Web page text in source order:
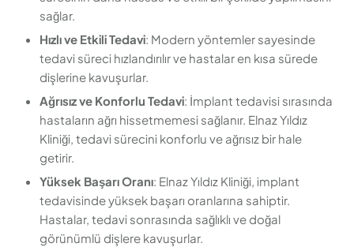
sağlar.
Hızlı ve Etkili Tedavi: Modern yöntemler sayesinde
tedavi süreci hızlandırılır ve hastalar en kısa sürede
dişlerine kavuşurlar.
Ağrısız ve Konforlu Tedavi: İmplant tedavisi sırasında
hastaların ağrı hissetmemesi sağlanır. Elnaz Yıldız
Kliniği, tedavi sürecini konforlu ve ağrısız bir hale
getirir.
Yüksek Başarı Oranı: Elnaz Yıldız Kliniği, implant
tedavisinde yüksek başarı oranlarına sahiptir.
Hastalar, tedavi sonrasında sağlıklı ve doğal
görünümlü dişlere kavuşurlar.